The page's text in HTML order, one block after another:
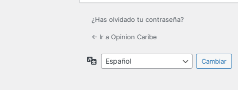
¿Has olvidado tu contraseña?
← Ir a Opinion Caribe
Idioma